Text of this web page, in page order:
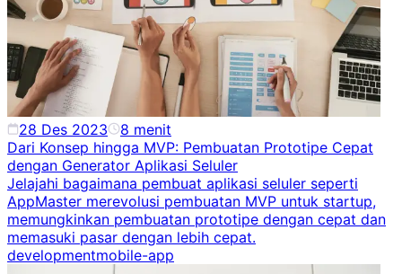
28 Des 2023 8 menit
Dari Konsep hingga MVP: Pembuatan Prototipe Cepat
dengan Generator Aplikasi Seluler
Jelajahi bagaimana pembuat aplikasi seluler seperti
AppMaster merevolusi pembuatan MVP untuk startup,
memungkinkan pembuatan prototipe dengan cepat dan
memasuki pasar dengan lebih cepat.
developmentmobile-app